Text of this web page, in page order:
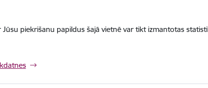
piekrišanu papildus šajā vietnē var tikt izmantotas